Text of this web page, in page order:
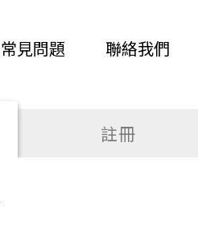
常見問題 聯絡我們
註冊